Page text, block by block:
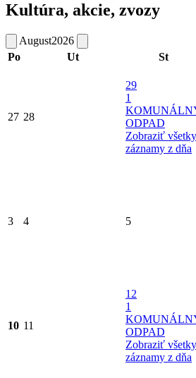
Kultúra, akcie, zvozy
August2026
Po
Ut St
27 28
29
1
ODPAD
Zobraziť všetky
záznamy z dňa
3 4 5
10 11
12
1
ODPAD
Zobraziť všetky
záznamy z dňa